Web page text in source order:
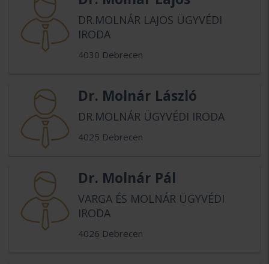
DR.MOLNÁR LAJOS ÜGYVÉDI
IRODA
4030 Debrecen
Dr. Molnár László
DR.MOLNÁR ÜGYVÉDI IRODA
4025 Debrecen
Dr. Molnár Pál
VARGA ÉS MOLNÁR ÜGYVÉDI
IRODA
4026 Debrecen